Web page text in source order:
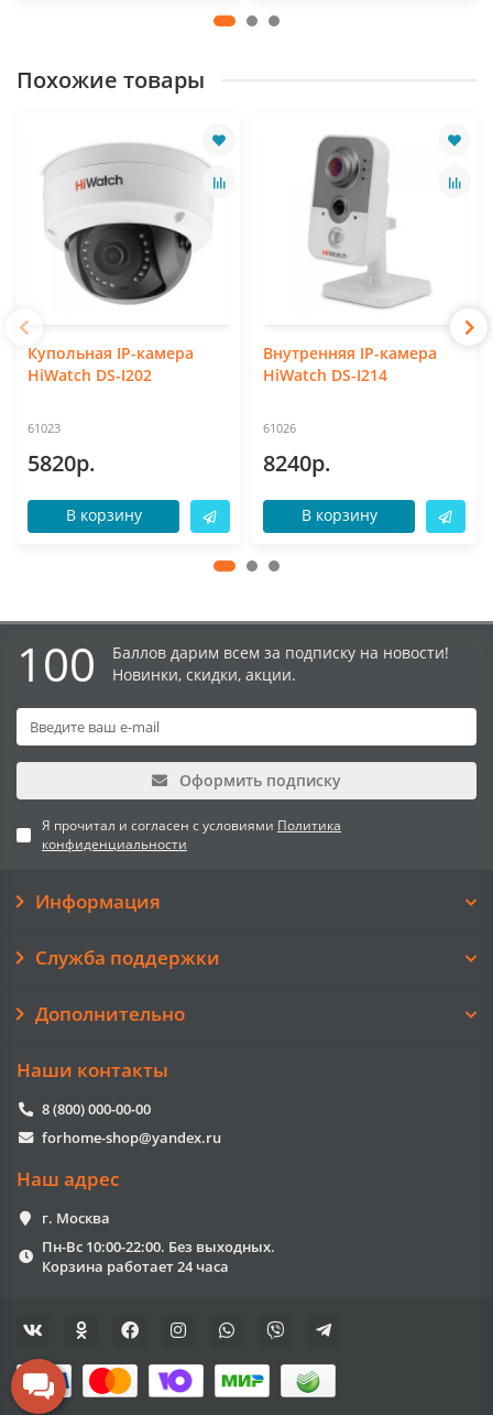
Похожие товары
Купольная IP-камера
HiWatch DS-I202
61023
5820р.
В корзину
Внутренняя IP-камера
HiWatch DS-I214
61026
8240р.
В корзину
100
Баллов дарим всем за подписку на новости!
Новинки, скидки, акции.
Оформить подписку
Я прочитал и согласен с условиями Политика
конфиденциальности
Информация
Служба поддержки
Дополнительно
Наши контакты
8 (800) 000-00-00
forhome-shop@yandex.ru
Наш адрес
г. Москва
Пн-Вс 10:00-22:00. Без выходных.
Корзина работает 24 часа